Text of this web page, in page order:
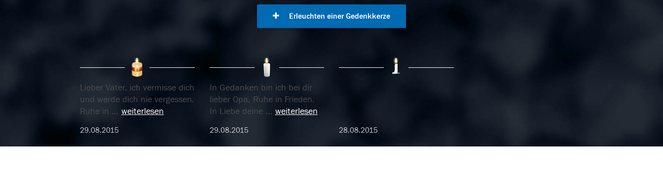
Erleuchten einer Gedenkkerze
Lieber Vater, ich vermisse dich
und werde dich nie vergessen.
Ruhe in ... weiterlesen
29.08.2015
In Gedanken bin ich bei dir
lieber Opa, Ruhe in Frieden.
In Liebe deine ... weiterlesen
29.08.2015 28.08.2015